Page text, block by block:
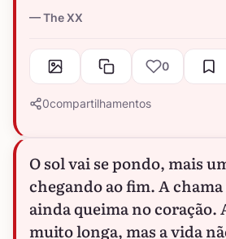
The XX
0
0compartilhamentos
O sol vai se pondo, mais
chegando ao fim. A
ainda queima no coração.
muito longa, mas a vida